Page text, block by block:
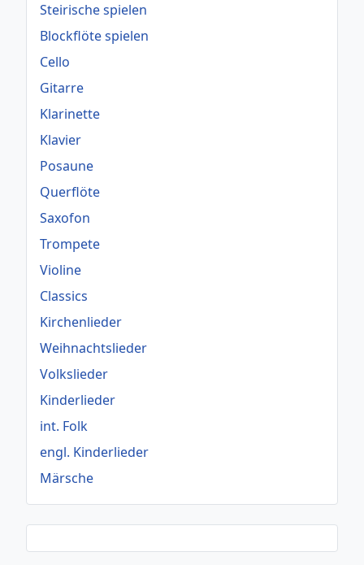
Steirische spielen
Blockflöte spielen
Cello
Gitarre
Klarinette
Klavier
Posaune
Querflöte
Saxofon
Trompete
Violine
Classics
Kirchenlieder
Weihnachtslieder
Volkslieder
Kinderlieder
int. Folk
engl. Kinderlieder
Märsche